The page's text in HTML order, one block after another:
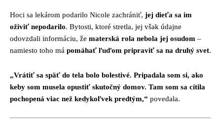
Hoci sa lekárom podarilo Nicole zachrániť, jej dieťa sa im
oživiť nepodarilo. Bytosti, ktoré stretla, jej však údajne
odovzdali informáciu, že materská rola nebola jej osudom –
namiesto toho má pomáhať ľuďom pripraviť sa na druhý svet.
„Vrátiť sa späť do tela bolo bolestivé. Pripadala som si, ako
keby som musela opustiť skutočný domov. Tam som sa cítila
pochopená viac než kedykoľvek predtým,“ povedala.